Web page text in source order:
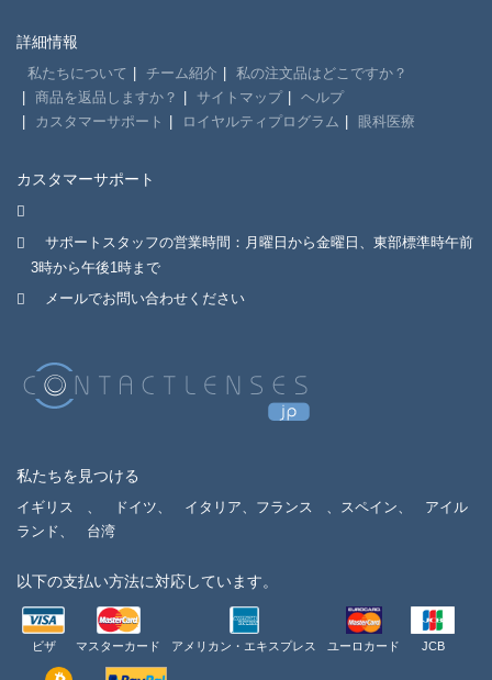
詳細情報
私たちについて チーム紹介
私の注文品はどこですか？
商品を返品しますか？
サイトマップ
ヘルプ
カスタマーサポート
ロイヤルティプログラム 眼科医療
カスタマーサポート
サポートスタッフの営業時間：月曜日から金曜日、東部標準時午前
3時から午後1時まで
メールでお問い合わせください
私たちを見つける
イギリス ドイツ、 イタリア、フランス 、スペイン、
アイル
ランド、
台湾
以下の支払い方法に対応しています。
ビザ マスターカード アメリカン・エキスプレス ユーロカード JCB